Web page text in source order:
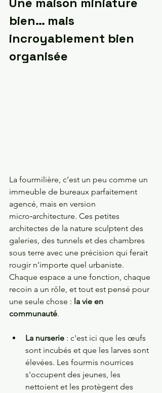
bien… mais
incroyablement bien
organisée
La fourmilière, c’est un peu comme un
immeuble de bureaux parfaitement
agencé, mais en version
micro‑architecture. Ces petites
architectes de la nature sculptent des
galeries, des tunnels et des chambres
sous terre avec une précision qui ferait
rougir n’importe quel urbaniste.
Chaque espace a une fonction, chaque
recoin a un rôle, et tout est pensé pour
une seule chose : la vie en
communauté.
La nurserie : c'est ici que les œufs
sont incubés et que les larves sont
élevées. Les fourmis nourrices
s'occupent des jeunes, les
nettoient et les protègent des